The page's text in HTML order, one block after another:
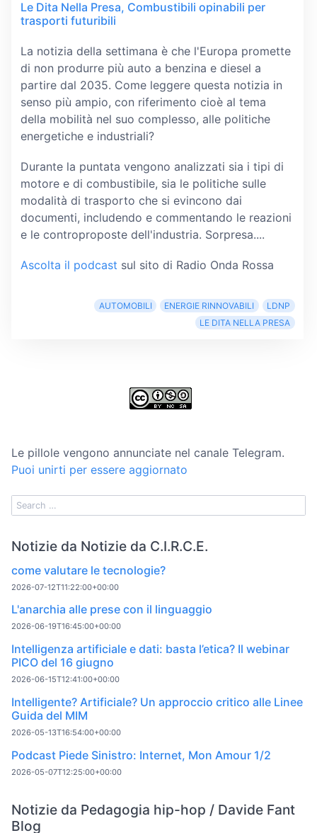
Le Dita Nella Presa, Combustibili opinabili per
trasporti futuribili
La notizia della settimana è che l'Europa promette
di non produrre più auto a benzina e diesel a
partire dal 2035. Come leggere questa notizia in
senso più ampio, con riferimento cioè al tema
della mobilità nel suo complesso, alle politiche
energetiche e industriali?
Durante la puntata vengono analizzati sia i tipi di
motore e di combustibile, sia le politiche sulle
modalità di trasporto che si evincono dai
documenti, includendo e commentando le reazioni
e le controproposte dell'industria. Sorpresa....
Ascolta il podcast sul sito di Radio Onda Rossa
AUTOMOBILI ENERGIE RINNOVABILI
LDNP
LE DITA NELLA PRESA
Le pillole vengono annunciate nel canale Telegram.
Puoi unirti per essere aggiornato
Notizie da Notizie da C.I.R.C.E.
come valutare le tecnologie?
2026-07-12T11:22:00+00:00
L'anarchia alle prese con il linguaggio
2026-06-19T16:45:00+00:00
Intelligenza artificiale e dati: basta l’etica? Il webinar
PICO del 16 giugno
2026-06-15T12:41:00+00:00
Intelligente? Artificiale? Un approccio critico alle Linee
Guida del MIM
2026-05-13T16:54:00+00:00
Podcast Piede Sinistro: Internet, Mon Amour 1/2
2026-05-07T12:25:00+00:00
Notizie da Pedagogia hip-hop / Davide Fant
Blog